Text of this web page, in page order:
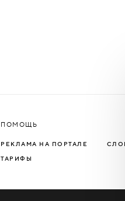
ПОМОЩЬ
РЕКЛАМА НА ПОРТАЛЕ
ТАРИФЫ